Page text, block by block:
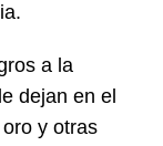
a la
dejan en el
y otras